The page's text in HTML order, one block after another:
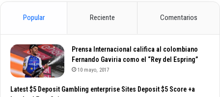
Popular Reciente Comentarios
Prensa Internacional califica al colombiano
Fernando Gaviria como el “Rey del Espring”
10 mayo, 2017
Latest $5 Deposit Gambling enterprise Sites Deposit $5 Score +a